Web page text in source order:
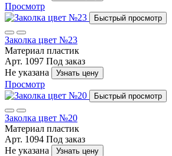
Просмотр
Быстрый просмотр
Заколка цвет №23
Материал пластик
Арт. 1097 Под заказ
Не указана
Узнать цену
Просмотр
Быстрый просмотр
Заколка цвет №20
Материал пластик
Арт. 1094 Под заказ
Не указана
Узнать цену